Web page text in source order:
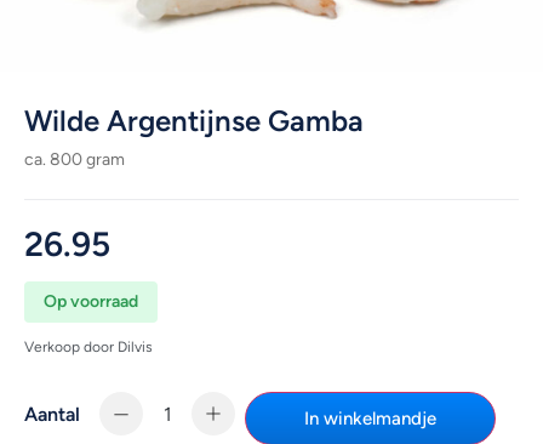
Wilde Argentijnse Gamba
ca. 800 gram
26.95
Op voorraad
Verkoop door Dilvis
Aantal In winkelmandje